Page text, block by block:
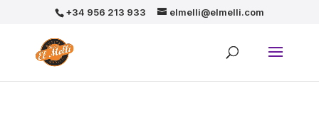
+34 956 213 933 elmelli@elmelli.com